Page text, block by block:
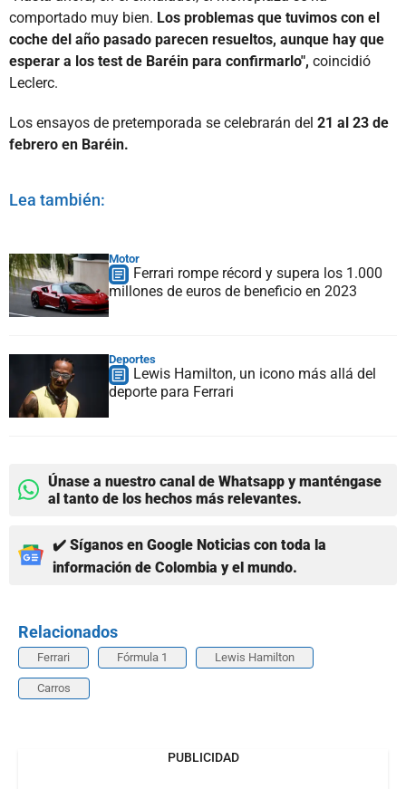
comportado muy bien. Los problemas que tuvimos con el
coche del año pasado parecen resueltos, aunque hay que
esperar a los test de Baréin para confirmarlo", coincidió
Leclerc.
Los ensayos de pretemporada se celebrarán del 21 al 23 de
febrero en Baréin.
Lea también:
Motor
Ferrari rompe récord y supera los 1.000
millones de euros de beneficio en 2023
Deportes
Lewis Hamilton, un icono más allá del
deporte para Ferrari
Únase a nuestro canal de Whatsapp y manténgase
al tanto de los hechos más relevantes.
✔️ Síganos en Google Noticias con toda la
información de Colombia y el mundo.
Relacionados
Ferrari Fórmula 1 Lewis Hamilton
Carros
PUBLICIDAD